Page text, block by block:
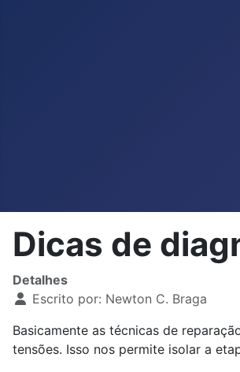
Dicas de
Detalhes
Escrito por: Newton C. Braga
Basicamente as técnicas de
tensões. Isso nos permite isolar a